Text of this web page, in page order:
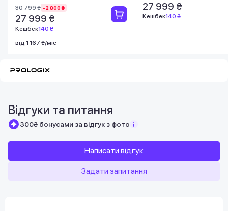
30 799 ₴ -2 800 ₴
27 999 ₴
Кешбек140 ₴
від 1 167 ₴/міс
27 999 ₴
Кешбек140 ₴
Відгуки та питання
300₴ бонусами за відгук з фото
Написати відгук
Задати запитання